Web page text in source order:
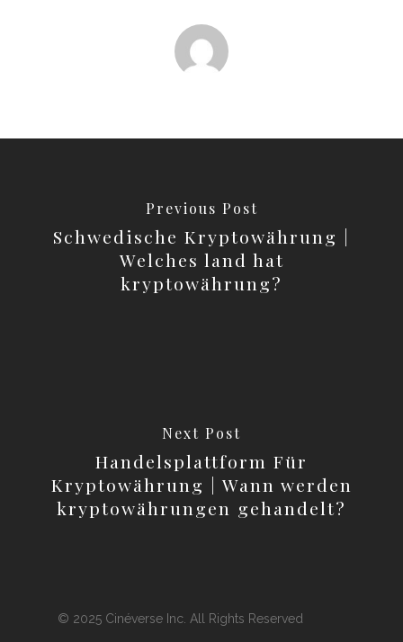
Previous Post
Schwedische Kryptowährung |
Welches land hat
kryptowährung?
Next Post
Handelsplattform Für
Kryptowährung | Wann werden
kryptowährungen gehandelt?
© 2025 Cinéverse Inc. All Rights Reserved